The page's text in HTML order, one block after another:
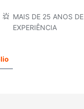
MAIS DE 25 ANOS DE
EXPERIÊNCIA